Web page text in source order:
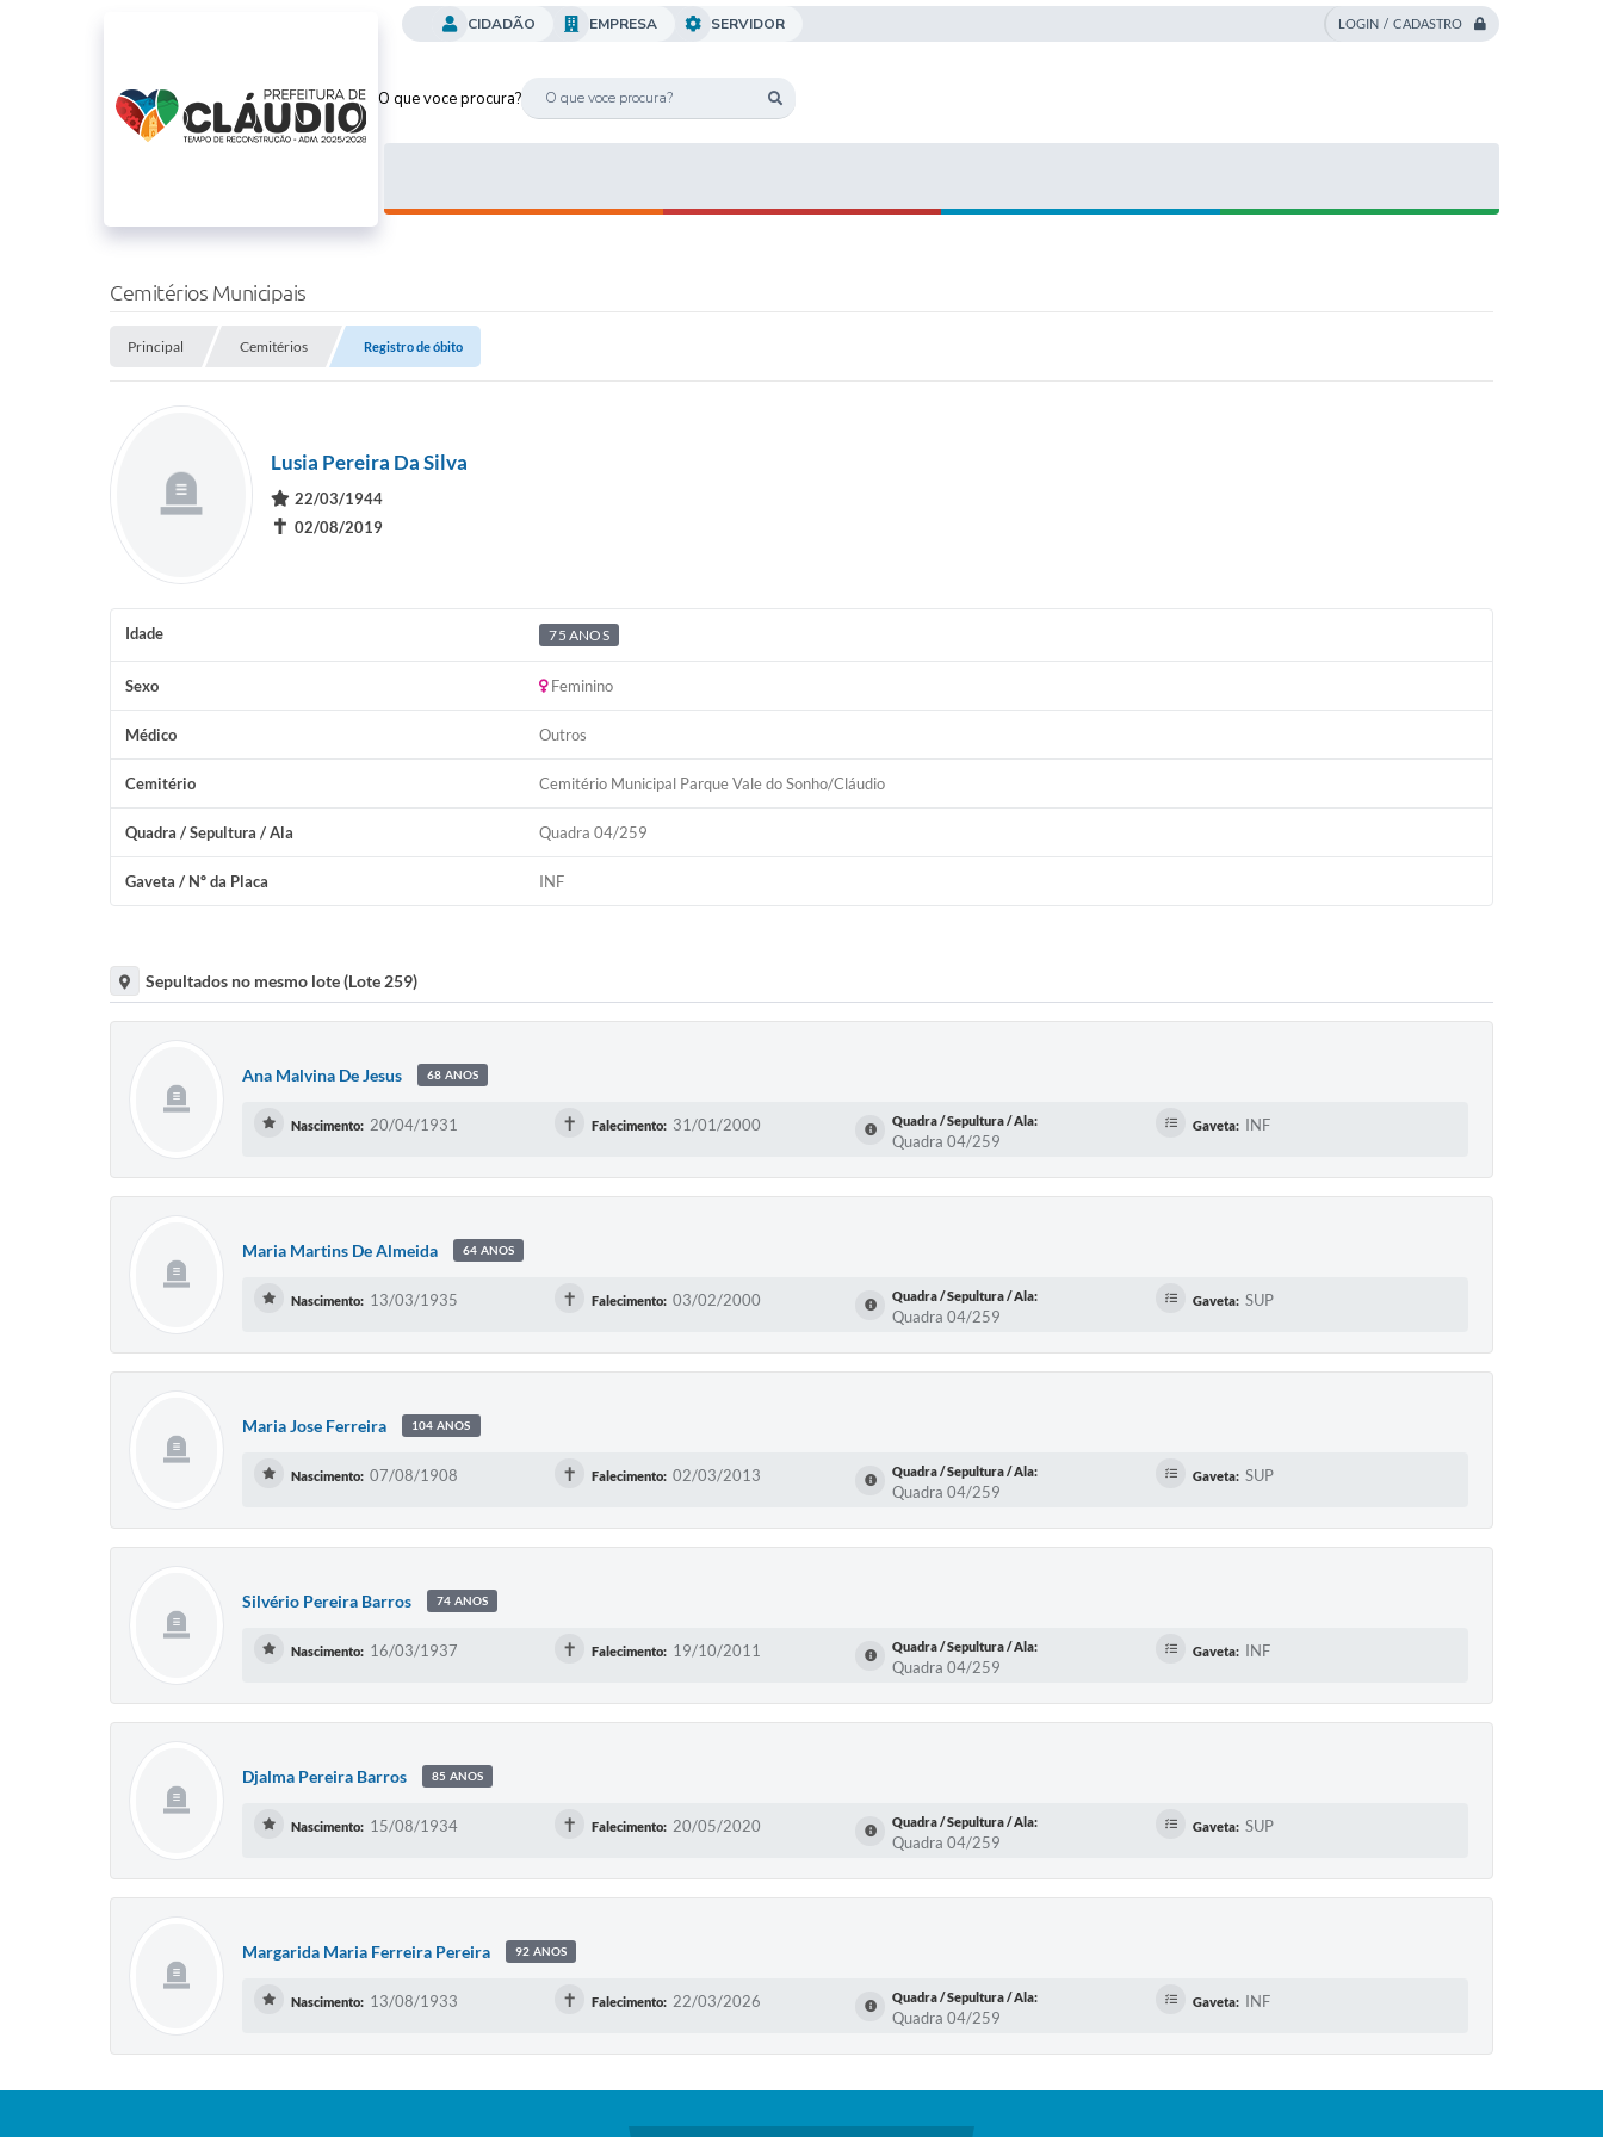
LOGIN / CADASTRO
O que voce procura?
CIDADÃO EMPRESA SERVIDOR
Cemitérios Municipais
Principal Cemitérios Registro de óbito
Lusia Pereira Da Silva
22/03/1944
✝ 02/08/2019
Idade 75 ANOS
Sexo Feminino
Médico Outros
Cemitério Cemitério Municipal Parque Vale do Sonho/Cláudio
Quadra / Sepultura / Ala Quadra 04/259
Gaveta / Nº da Placa INF
Sepultados no mesmo lote (Lote 259)
Ana Malvina De Jesus 68 ANOS
Nascimento: 20/04/1931 ✝ Falecimento: 31/01/2000 Quadra / Sepultura / Ala:
Quadra 04/259
Gaveta: INF
Maria Martins De Almeida 64 ANOS
Nascimento: 13/03/1935 ✝ Falecimento: 03/02/2000 Quadra / Sepultura / Ala:
Quadra 04/259
Gaveta: SUP
Maria Jose Ferreira 104 ANOS
Nascimento: 07/08/1908 ✝ Falecimento: 02/03/2013 Quadra / Sepultura / Ala:
Quadra 04/259
Gaveta: SUP
Silvério Pereira Barros 74 ANOS
Nascimento: 16/03/1937 ✝ Falecimento: 19/10/2011 Quadra / Sepultura / Ala:
Quadra 04/259
Gaveta: INF
Djalma Pereira Barros 85 ANOS
Nascimento: 15/08/1934 ✝ Falecimento: 20/05/2020 Quadra / Sepultura / Ala:
Quadra 04/259
Gaveta: SUP
Margarida Maria Ferreira Pereira 92 ANOS
Nascimento: 13/08/1933 ✝ Falecimento: 22/03/2026 Quadra / Sepultura / Ala:
Quadra 04/259
Gaveta: INF